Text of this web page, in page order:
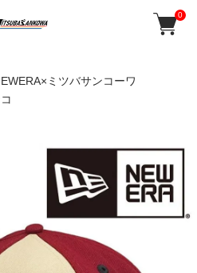
0
ミツバサンコーワ